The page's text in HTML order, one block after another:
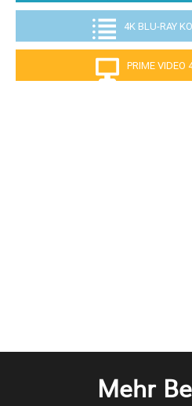
4K BLU-RAY
PRIME VIDEO
Mehr